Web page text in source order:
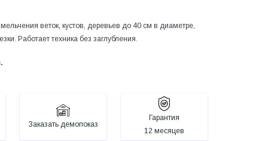
веток, кустов, деревьев до 40 см в диаметре,
Работает техника без заглубления.
Заказать демопоказ
Гарантия
12 месяцев